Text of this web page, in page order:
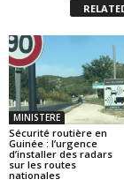
MINISTERE
Sécurité routière en
Guinée : l’urgence
d’installer des radars
sur les routes
nationales